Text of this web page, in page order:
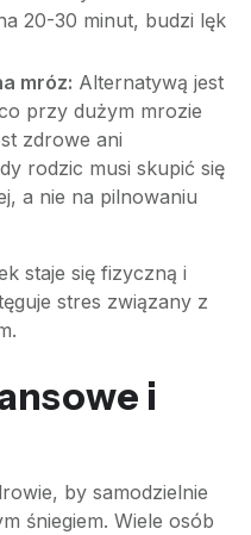
20-30 minut, budzi lęk
mróz: Alternatywą jest
przy dużym mrozie
zdrowe ani
rodzic musi skupić się
a nie na pilnowaniu
staje się fizyczną i
stres związany z
i
by samodzielnie
śniegiem. Wiele osób